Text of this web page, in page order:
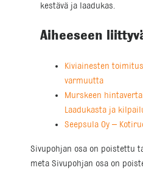
kestävä ja laadukas.
Aiheeseen
Kiviainesten
varmuutta
Murskeen
Laadukasta ja
Seepsula Oy –
Sivupohjan osa on poistettu
meta Sivupohjan osa on